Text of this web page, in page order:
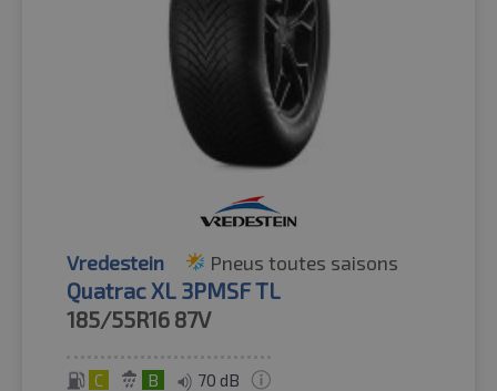
Vredestein Pneus toutes saisons
Quatrac XL 3PMSF TL
185/55R16 87V
C B 70 dB